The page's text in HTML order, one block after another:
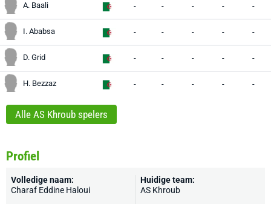
A. Baali - - - - -
I. Ababsa - - - - -
D. Grid - - - - -
H. Bezzaz - - - - -
Alle AS Khroub spelers
Profiel
Volledige naam:
Charaf Eddine Haloui
Huidige team:
AS Khroub